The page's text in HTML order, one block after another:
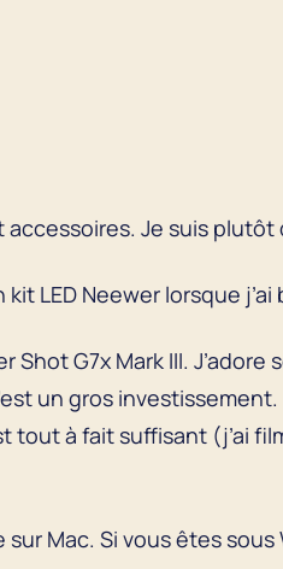
accessoires. Je suis
LED Neewer lorsque
G7x Mark III. J’adore
un gros
à fait suffisant (j’ai
Mac. Si vous êtes sous